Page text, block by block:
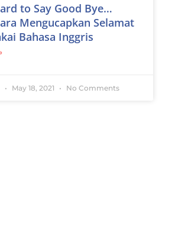
to Say Good Bye…
Mengucapkan Selamat
Bahasa Inggris
May 18, 2021 No Comments